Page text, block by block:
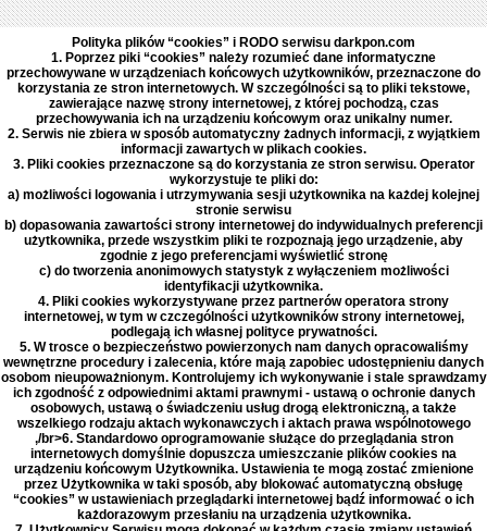
Polityka plików “cookies” i RODO serwisu darkpon.com
1. Poprzez piki “cookies” należy rozumieć dane informatyczne
przechowywane w urządzeniach końcowych użytkowników, przeznaczone do
korzystania ze stron internetowych. W szczególności są to pliki tekstowe,
zawierające nazwę strony internetowej, z której pochodzą, czas
przechowywania ich na urządzeniu końcowym oraz unikalny numer.
2. Serwis nie zbiera w sposób automatyczny żadnych informacji, z wyjątkiem
informacji zawartych w plikach cookies.
3. Pliki cookies przeznaczone są do korzystania ze stron serwisu. Operator
wykorzystuje te pliki do:
a) możliwości logowania i utrzymywania sesji użytkownika na każdej kolejnej
stronie serwisu
b) dopasowania zawartości strony internetowej do indywidualnych preferencji
użytkownika, przede wszystkim pliki te rozpoznają jego urządzenie, aby
zgodnie z jego preferencjami wyświetlić stronę
c) do tworzenia anonimowych statystyk z wyłączeniem możliwości
identyfikacji użytkownika.
4. Pliki cookies wykorzystywane przez partnerów operatora strony
internetowej, w tym w czczególności użytkowników strony internetowej,
podlegają ich własnej polityce prywatności.
5. W trosce o bezpieczeństwo powierzonych nam danych opracowaliśmy
wewnętrzne procedury i zalecenia, które mają zapobiec udostępnieniu danych
osobom nieupoważnionym. Kontrolujemy ich wykonywanie i stale sprawdzamy
ich zgodność z odpowiednimi aktami prawnymi - ustawą o ochronie danych
osobowych, ustawą o świadczeniu usług drogą elektroniczną, a także
wszelkiego rodzaju aktach wykonawczych i aktach prawa wspólnotowego
,/br>6. Standardowo oprogramowanie służące do przeglądania stron
internetowych domyślnie dopuszcza umieszczanie plików cookies na
urządzeniu końcowym Użytkownika. Ustawienia te mogą zostać zmienione
przez Użytkownika w taki sposób, aby blokować automatyczną obsługę
“cookies” w ustawieniach przeglądarki internetowej bądź informować o ich
każdorazowym przesłaniu na urządzenia użytkownika.